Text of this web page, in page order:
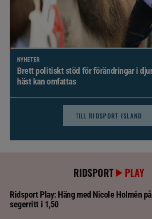
NYHETER
Brett politiskt stöd för förändringar i
häst kan omfattas
TILL RIDSPORT ISLAND
RIDSPORT PLAY
Ridsport Play: Häng med Nicole Holmén på
segerritt i 1,50